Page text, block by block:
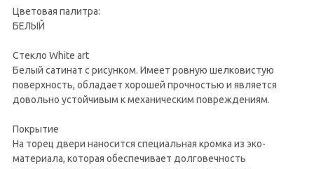
Цветовая палитра:
БЕЛЫЙ
Стекло White art
Белый сатинат с рисунком. Имеет ровную шелковистую
поверхность, обладает хорошей прочностью и является
довольно устойчивым к механическим повреждениям.
Покрытие
На торец двери наносится специальная кромка из эко-
материала, которая обеспечивает долговечность